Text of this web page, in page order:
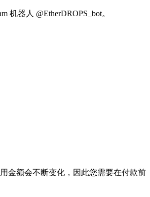
机器人 @EtherDROPS_bot。
金额会不断变化，因此您需要在付款前